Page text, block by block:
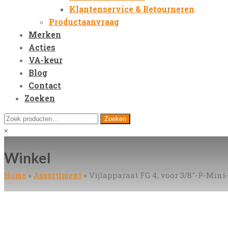
Klantenservice & Retourneren
Productaanvraag
Merken
Acties
VA-keur
Blog
Contact
Zoeken
Open
Mobile
Zoeken
naar:
Zoeken
×
Winkel
Home » Assortiment » Vijlapparaat FG 4, voor 3/8"-P-